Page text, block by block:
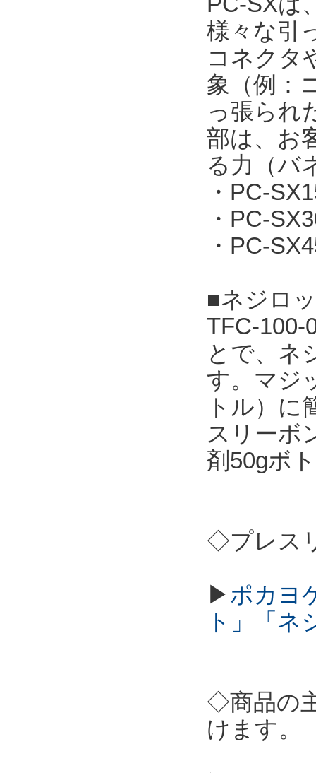
様々な引
コネクタ
象（例：
っ張られ
部は、お
る力（バ
・PC-
・PC-
・PC-
■ネジロ
TFC-100-
とで、ネ
す。マジ
トル）に
スリーボ
剤50gボ
◇プレス
▶ポカヨ
ト」「
◇商品の
けます。